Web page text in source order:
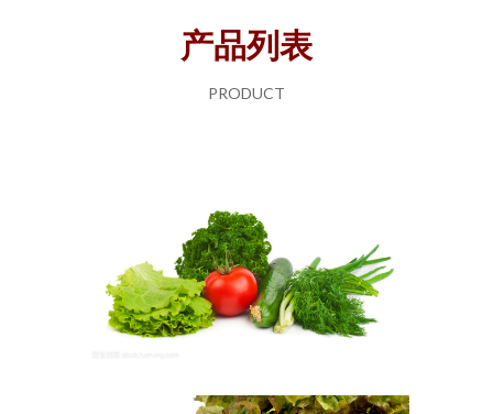
产品列表
PRODUCT